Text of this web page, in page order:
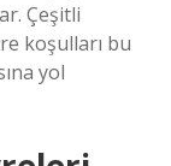
Çeşitli
koşulları bu
yol